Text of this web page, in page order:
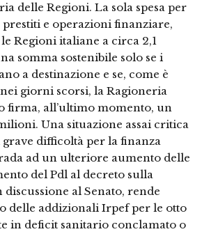
delle Regioni. La sola spesa per
e operazioni finanziare,
Regioni italiane a circa 2,1
somma sostenibile solo se i
a destinazione e se, come è
giorni scorsi, la Ragioneria
firma, all’ultimo momento, un
Una situazione assai critica
difficoltà per la finanza
ad un ulteriore aumento delle
del Pdl al decreto sulla
al Senato, rende
delle addizionali Irpef per le otto
in deficit sanitario conclamato o